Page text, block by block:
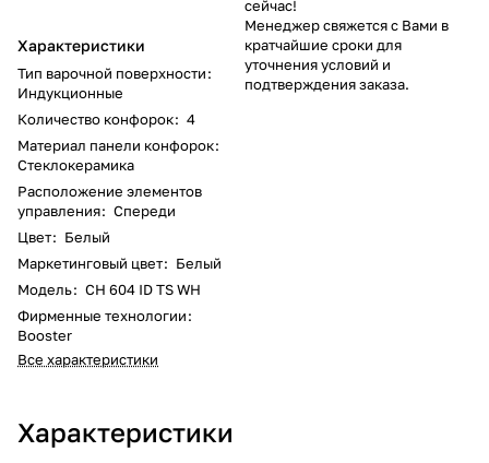
Характеристики
Тип варочной поверхности:
Индукционные
Количество конфорок: 4
Материал панели конфорок:
Стеклокерамика
Расположение элементов
управления: Спереди
Цвет: Белый
Маркетинговый цвет: Белый
Модель: CH 604 ID TS WH
Фирменные технологии:
Booster
Все характеристики
сейчас!
Менеджер свяжется с Вами в
кратчайшие сроки для
уточнения условий и
подтверждения заказа.
Характеристики